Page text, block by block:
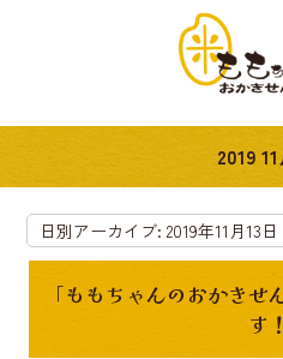
2019
日別アーカイブ:2019年11月13日
「ももちゃんのおかき
す！